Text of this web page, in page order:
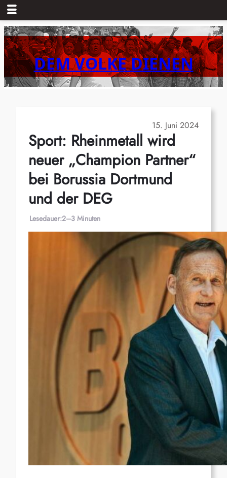
Zum
Inhalt
springenDEM VOLKE DIENEN
15. Juni 2024
Sport: Rheinmetall wird
neuer „Champion Partner“
bei Borussia Dortmund
und der DEG
Lesedauer:2–3 Minuten